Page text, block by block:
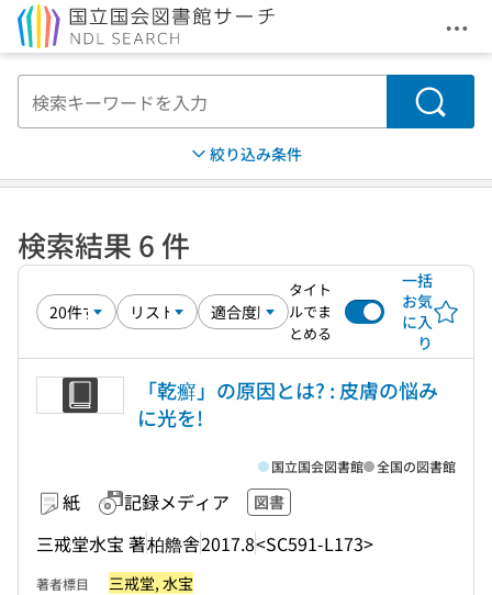
メ
検索
絞り込み条件
検索結果 6 件
タイト
ルでま
とめる
一括
お気
に入
り
「乾癬」の原因とは? : 皮膚の悩み
に光を!
紙 記録メディア 図書
三戒堂水宝 著柏艪舎2017.8<SC591-L173>
国立国会図書館 全国の図書館
著者標目 三戒堂, 水宝